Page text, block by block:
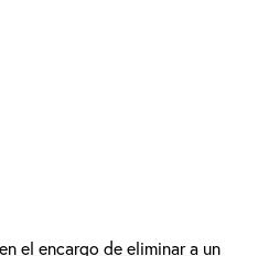
el encargo de eliminar a un